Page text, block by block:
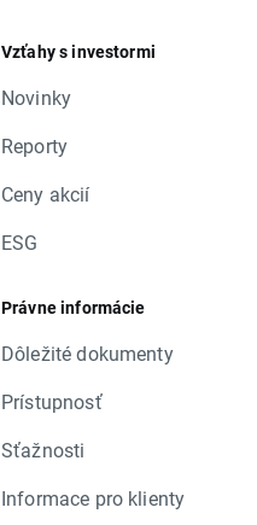
Vzťahy s investormi
Novinky
Reporty
Ceny akcií
ESG
Právne informácie
Dôležité dokumenty
Prístupnosť
Sťažnosti
Informace pro klienty